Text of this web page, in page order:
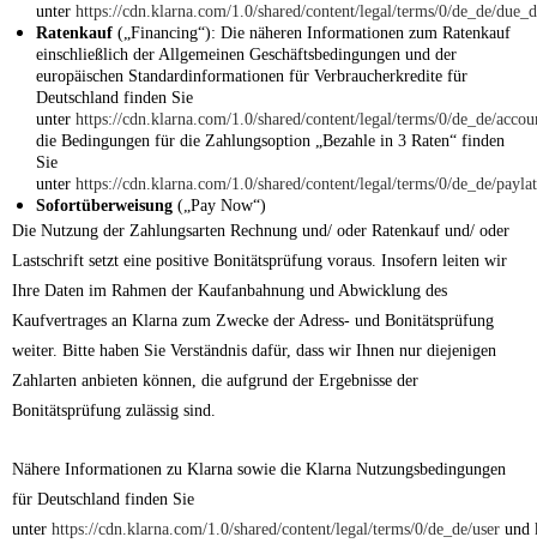
unter https://cdn.klarna.com/1.0/shared/content/legal/terms/0/de_de/
Ratenkauf („Financing“): Die näheren Informationen zum Ratenkauf
einschließlich der Allgemeinen Geschäftsbedingungen und der
europäischen Standardinformationen für Verbraucherkredite für
Deutschland finden Sie
unter https://cdn.klarna.com/1.0/shared/content/legal/terms/0/de_de/
die Bedingungen für die Zahlungsoption „Bezahle in 3 Raten“ finden
Sie
unter https://cdn.klarna.com/1.0/shared/content/legal/terms/0/de_de/
Sofortüberweisung („Pay Now“)
Die Nutzung der Zahlungsarten Rechnung und/ oder Ratenkauf und/ oder
Lastschrift setzt eine positive Bonitätsprüfung voraus. Insofern leiten wir
Ihre Daten im Rahmen der Kaufanbahnung und Abwicklung des
Kaufvertrages an Klarna zum Zwecke der Adress- und Bonitätsprüfung
weiter. Bitte haben Sie Verständnis dafür, dass wir Ihnen nur diejenigen
Zahlarten anbieten können, die aufgrund der Ergebnisse der
Bonitätsprüfung zulässig sind.
Nähere Informationen zu Klarna sowie die Klarna Nutzungsbedingungen
für Deutschland finden Sie
unter https://cdn.klarna.com/1.0/shared/content/legal/terms/0/de_de/user und